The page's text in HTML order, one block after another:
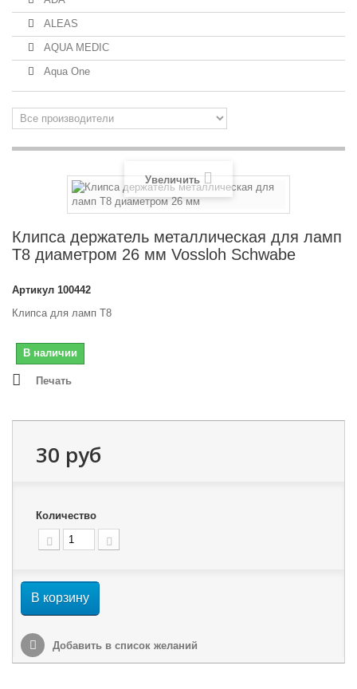
ALEAS
AQUA MEDIC
Aqua One
Увеличить
Клипса держатель металлическая для ламп
T8 диаметром 26 мм Vossloh Schwabe
Артикул 100442
Клипса для ламп T8
В наличии
Печать
30 руб
Количество
В корзину
Добавить в список желаний